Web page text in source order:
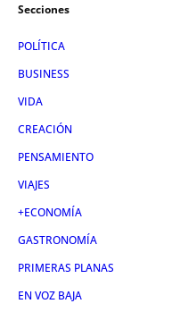
Secciones
POLÍTICA
BUSINESS
VIDA
CREACIÓN
PENSAMIENTO
VIAJES
+ECONOMÍA
GASTRONOMÍA
PRIMERAS PLANAS
EN VOZ BAJA